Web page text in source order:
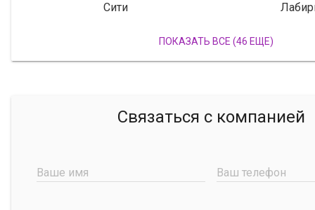
Сити
ПОКАЗАТЬ ВСЕ (46 ЕЩЕ)
Связаться с компанией
Ваше имя Ваш телефон